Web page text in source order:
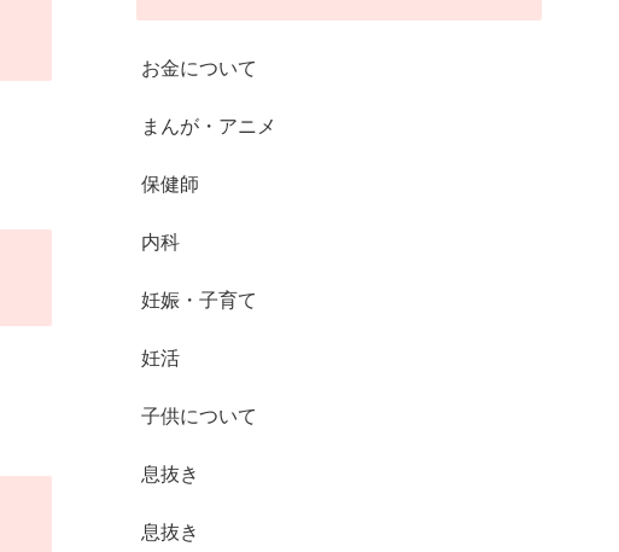
お金について
まんが・アニメ
保健師
内科
妊娠・子育て
妊活
子供について
息抜き
息抜き